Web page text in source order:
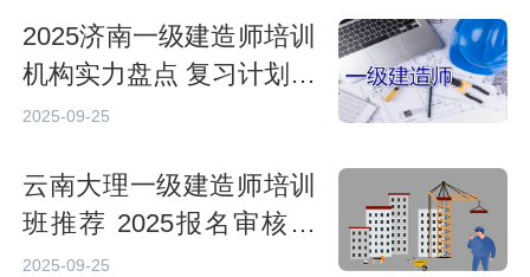
2025济南一级建造师培训
机构实力盘点 复习计划怎
么定
2025-09-25
云南大理一级建造师培训
班推荐 2025报名审核流
程
2025-09-25